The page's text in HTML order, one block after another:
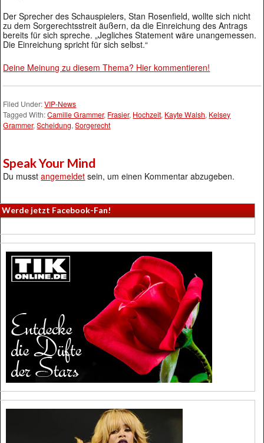
Der Sprecher des Schauspielers, Stan Rosenfield, wollte sich nicht
zu dem Sorgerechtsstreit äußern, da die Einreichung des Antrags
bereits für sich spreche. „Jegliches Statement wäre unangemessen.
Die Einreichung spricht für sich selbst.“
Deine Meinung zu diesem Thema? Hier kommentieren!
Filed Under:VIP-News
Tagged With:Camille Grammer, Frasier, Hochzeit, Kayte Walsh, Kelsey
Grammer,Scheidung,Sorgerecht
Speak Your Mind
Du musstangemeldet sein, um einen Kommentar abzugeben.
Werde jetzt Facebook-Fan!